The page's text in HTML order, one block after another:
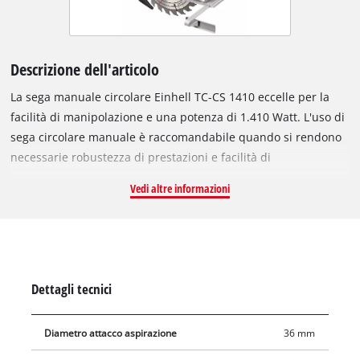
Descrizione dell'articolo
La sega manuale circolare Einhell TC-CS 1410 eccelle per la
facilità di manipolazione e una potenza di 1.410 Watt. L'uso di
sega circolare manuale è raccomandabile quando si rendono
necessarie robustezza di prestazioni e facilità di
eseguire facilmente tagli di vario tipo, su svariati materiali per
precisione. L'impostazione della profondità di taglio e
dell'angolo di inclinazione avviene senza la necessità di
attrezzi; inoltre il blocco del mandrino rende estremamente
Vedi altre informazioni
Dettagli tecnici
Diametro attacco aspirazione 36 mm